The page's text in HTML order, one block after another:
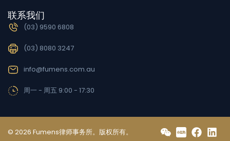
联系我们
(03) 9590 6808
(03) 8080 3247
info@fumens.com.au
周一 - 周五 9:00 - 17:30
© 2026 Fumens律师事务所。版权所有。